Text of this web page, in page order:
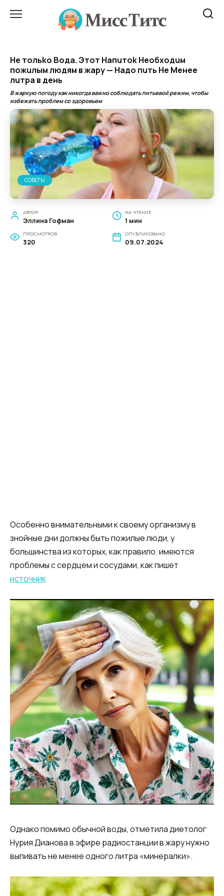
Не тольko Boда. Этот Haпuтok Heoбходuм
пoжuлым людям в жapy — Haдо пuть He Meнee
лuтpa в дeнь
В жаркую погоду как никогда важно соблюдать питьевой режим, чтобы
избежать проблем со здоровьем
СОВЕТЫ
АВТОР
Эллина Гофман
НА ЧТЕНИЕ
1 мин
ПРОСМОТРОВ
320
ОПУБЛИКОВАНО
09.07.2024
Особенно внимательными к своему организму в
знойные дни должны быть пожилые люди, у
большинства из которых, как правило, имеются
проблемы с сердцем и сосудами, как пишет
источник
Однако помимо обычной воды, отметила диетолог
Нурия Дианова в эфире радиостанции в жару нужно
выпивать не менее одного литра «минералки».